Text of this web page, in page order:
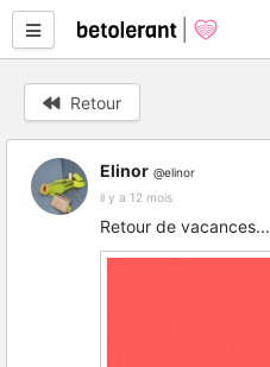
Retour
Elinor @elinor
il y a 12 mois
Retour de vacances...